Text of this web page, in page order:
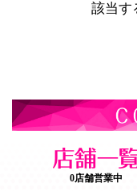
該当す
0店舗営業中